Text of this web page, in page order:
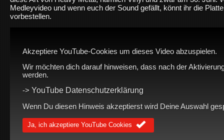
Medleyvideo und wenn euch der Sound gefällt, könnt ihr die
vorbestellen.
Akzeptiere YouTube-Cookies um dieses Video abzuspielen.
Wir möchten dich darauf hinweisen, dass nach der
werden.
-> YouTube Datenschutzerklärung
Wenn Du diesen Hinweis akzeptierst wird Deine Auswahl
Ja, ich akzeptiere YouTube Cookies